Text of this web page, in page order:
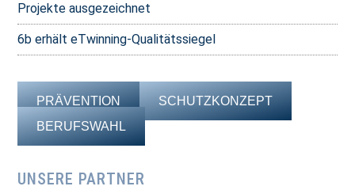
Projekte ausgezeichnet
6b erhält eTwinning-Qualitätssiegel
PRÄVENTION
SCHUTZKONZEPT
BERUFSWAHL
UNSERE PARTNER